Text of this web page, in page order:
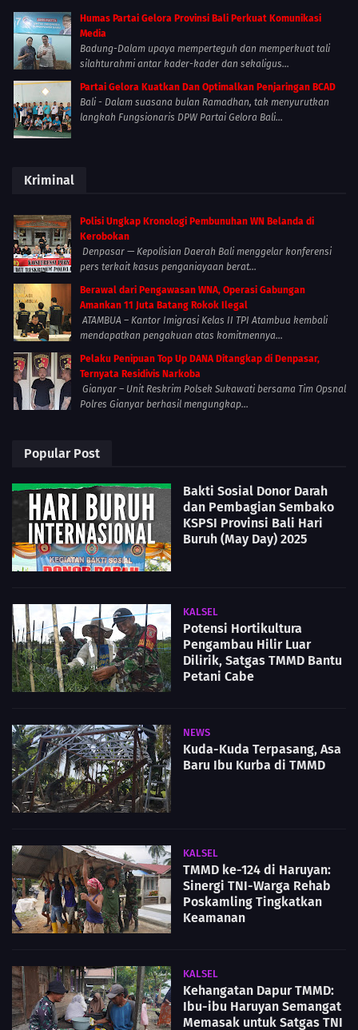
Humas Partai Gelora Provinsi Bali Perkuat Komunikasi
Media
Badung-Dalam upaya memperteguh dan memperkuat tali
silahturahmi antar kader-kader dan sekaligus...
Partai Gelora Kuatkan Dan Optimalkan Penjaringan BCAD
Bali - Dalam suasana bulan Ramadhan, tak menyurutkan
langkah Fungsionaris DPW Partai Gelora Bali...
Kriminal
Polisi Ungkap Kronologi Pembunuhan WN Belanda di
Kerobokan
Denpasar — Kepolisian Daerah Bali menggelar konferensi
pers terkait kasus penganiayaan berat...
Berawal dari Pengawasan WNA, Operasi Gabungan
Amankan 11 Juta Batang Rokok Ilegal
ATAMBUA – Kantor Imigrasi Kelas II TPI Atambua kembali
mendapatkan pengakuan atas komitmennya...
Pelaku Penipuan Top Up DANA Ditangkap di Denpasar,
Ternyata Residivis Narkoba
Gianyar – Unit Reskrim Polsek Sukawati bersama Tim Opsnal
Polres Gianyar berhasil mengungkap...
Popular Post
Bakti Sosial Donor Darah
dan Pembagian Sembako
KSPSI Provinsi Bali Hari
Buruh (May Day) 2025
KALSEL
Potensi Hortikultura
Pengambau Hilir Luar
Dilirik, Satgas TMMD Bantu
Petani Cabe
NEWS
Kuda-Kuda Terpasang, Asa
Baru Ibu Kurba di TMMD
KALSEL
TMMD ke-124 di Haruyan:
Sinergi TNI-Warga Rehab
Poskamling Tingkatkan
Keamanan
KALSEL
Kehangatan Dapur TMMD:
Ibu-ibu Haruyan Semangat
Memasak untuk Satgas TNI